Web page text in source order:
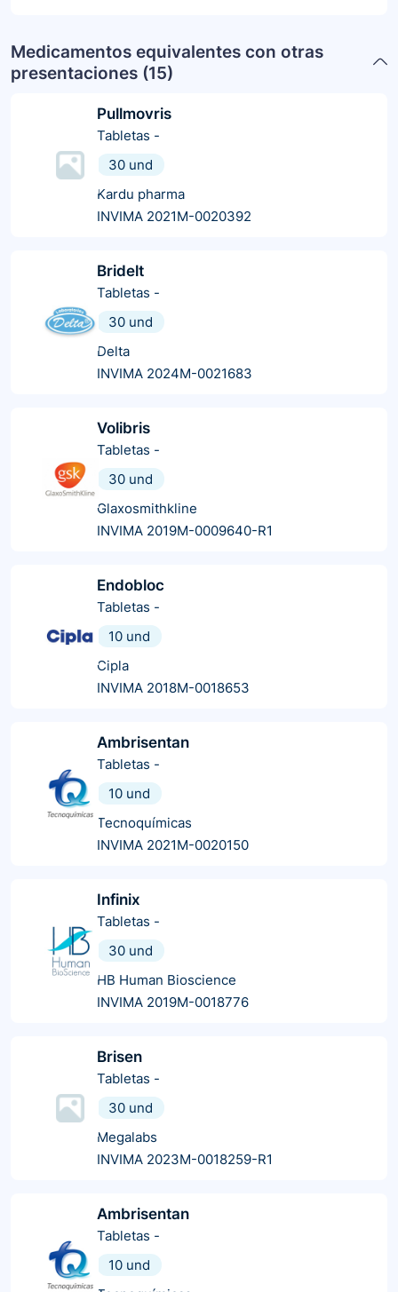
Medicamentos equivalentes con otras
presentaciones (15)
Pullmovris
Tabletas -
30 und
Kardu pharma
INVIMA 2021M-0020392
Bridelt
Tabletas -
30 und
Delta
INVIMA 2024M-0021683
Volibris
Tabletas -
30 und
Glaxosmithkline
INVIMA 2019M-0009640-R1
Endobloc
Tabletas -
10 und
Cipla
INVIMA 2018M-0018653
Ambrisentan
Tabletas -
10 und
Tecnoquímicas
INVIMA 2021M-0020150
Infinix
Tabletas -
30 und
HB Human Bioscience
INVIMA 2019M-0018776
Brisen
Tabletas -
30 und
Megalabs
INVIMA 2023M-0018259-R1
Ambrisentan
Tabletas -
10 und